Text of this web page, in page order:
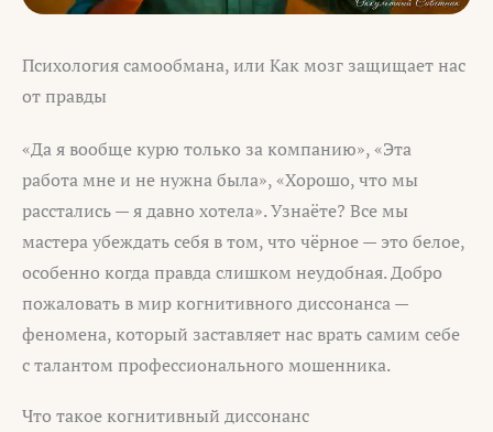
Психология самообмана, или Как мозг защищает нас
от правды
«Да я вообще курю только за компанию», «Эта
работа мне и не нужна была», «Хорошо, что мы
расстались — я давно хотела». Узнаёте? Все мы
мастера убеждать себя в том, что чёрное — это белое,
особенно когда правда слишком неудобная. Добро
пожаловать в мир когнитивного диссонанса —
феномена, который заставляет нас врать самим себе
с талантом профессионального мошенника.
Что такое когнитивный диссонанс